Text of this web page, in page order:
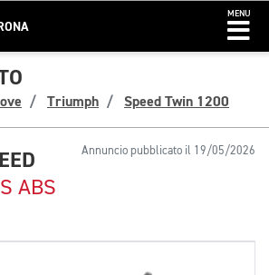
MENU
Triumph Speed Twin 1200
Annuncio pubblicato il 19/05/2026
ABS